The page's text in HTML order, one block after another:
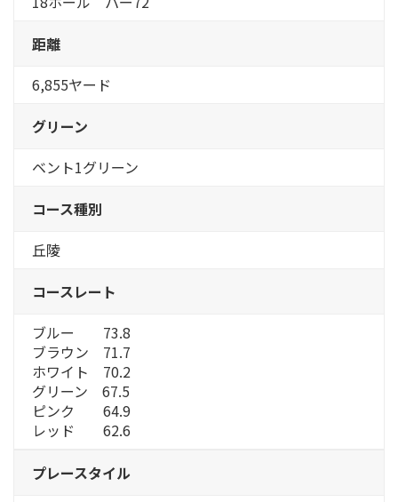
距離
6,855ヤード
グリーン
ベント1グリーン
コース種別
丘陵
コースレート
ブルー 73.8
ブラウン 71.7
ホワイト 70.2
グリーン 67.5
ピンク 64.9
レッド 62.6
プレースタイル